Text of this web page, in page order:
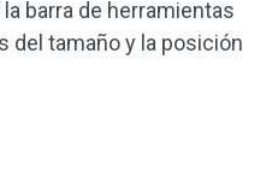
barra de herramientas
del tamaño y la posición